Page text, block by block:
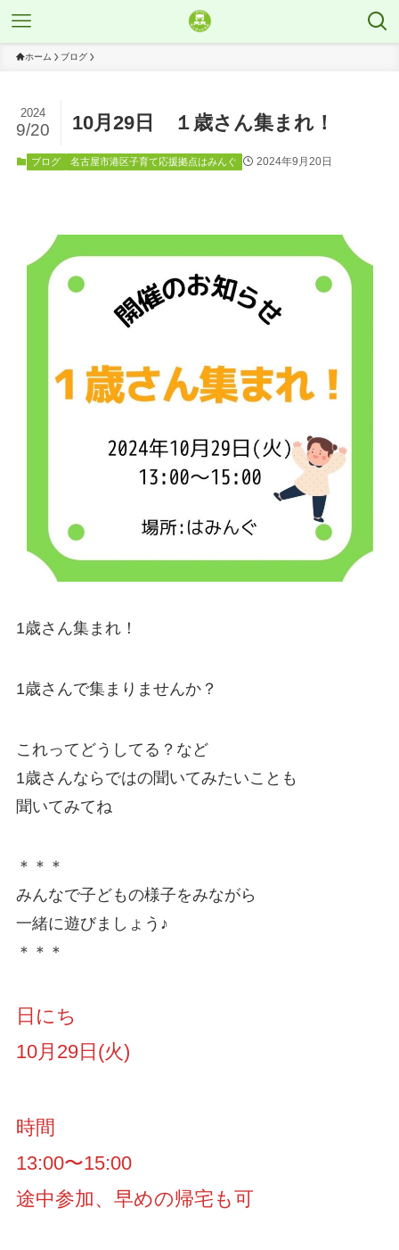
ホーム ブログ
10月29日 １歳さん集まれ！
2024
9/20
ブログ 名古屋市港区子育て応援拠点はみんぐ 2024年9月20日
1歳さん集まれ！
1歳さんで集まりませんか？
これってどうしてる？など
1歳さんならではの聞いてみたいことも
聞いてみてね
＊＊＊
みんなで子どもの様子をみながら
一緒に遊びましょう♪
＊＊＊
日にち
10月29日(火)
時間
13:00〜15:00
途中参加、早めの帰宅も可